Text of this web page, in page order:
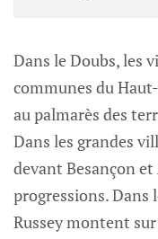
Dans le Doubs, les
communes du
au palmarès des
Dans les grandes
devant Besançon
progressions. Dans
Russey montent